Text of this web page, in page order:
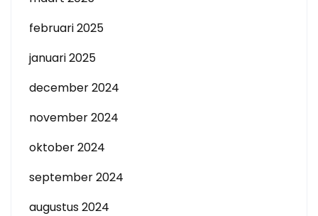
februari 2025
januari 2025
december 2024
november 2024
oktober 2024
september 2024
augustus 2024